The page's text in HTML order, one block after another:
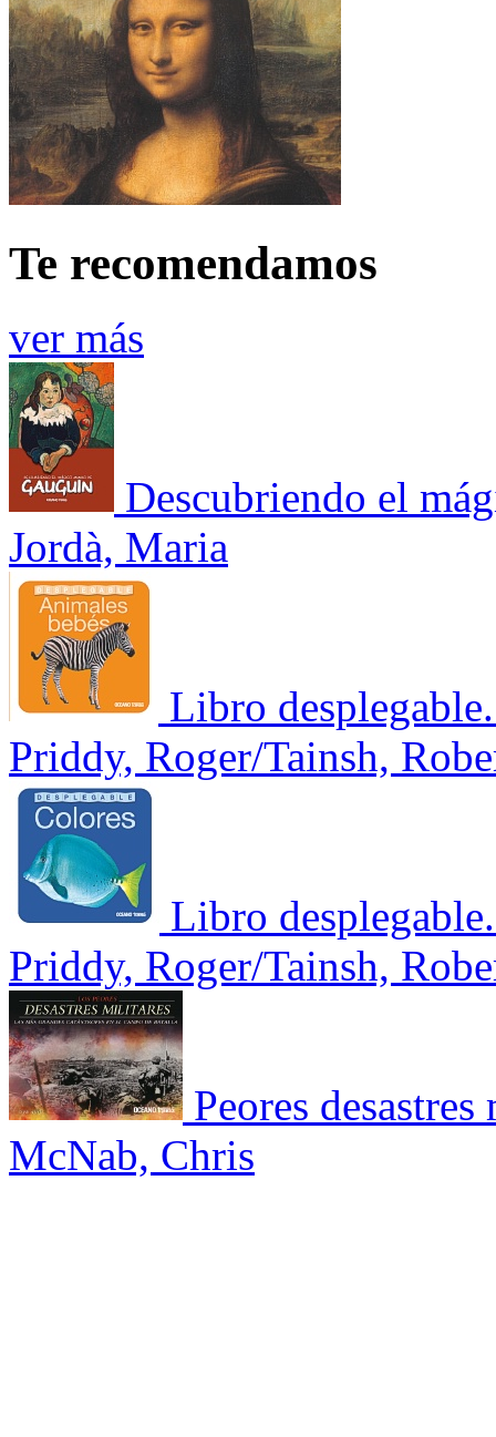
Te recomendamos
ver más
Descubriendo el
Jordà, Maria
Libro
Priddy, Roger/Tainsh,
Libro
Priddy, Roger/Tainsh,
Peores
McNab, Chris